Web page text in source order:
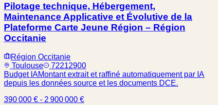
Pilotage technique, Hébergement,
Maintenance Applicative et Évolutive de la
Plateforme Carte Jeune Région – Région
Occitanie
Région Occitanie
Toulouse
72212900
Budget IAMontant extrait et raffiné automatiquement par IA
depuis les données source et les documents DCE.
390 000 € - 2 900 000 €